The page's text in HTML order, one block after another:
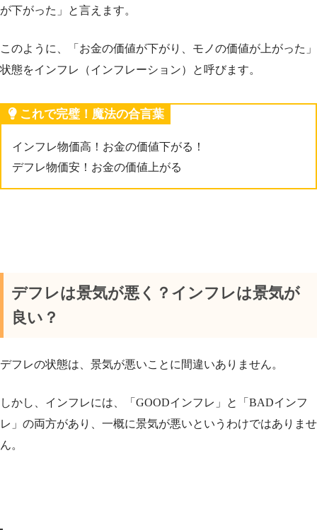
が下がった」と言えます。
このように、「 お金の価値が下がり、モノの価値が上がった 」
状態をインフレ（インフレーション）と呼びます。
これで完璧！魔法の合言葉
インフレ物価高！お金の価値下がる！
デフレ物価安！お金の価値上がる
デフレは景気が悪く？インフレは景気が
良い？
デフレの状態は、景気が悪いことに間違いありません。
しかし、インフレには、「 GOODインフレ 」と「 BADインフ
レ 」の両方があり、一概に景気が悪いというわけではありませ
ん。